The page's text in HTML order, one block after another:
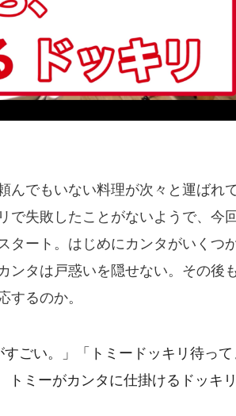
んでもいない料理が次々と運ばれ
で失敗したことがないようで、今
タート。はじめにカンタがいくつ
ンタは戸惑いを隠せない。その後
するのか。
ごい。 」「トミードッキリ待って
トミーがカンタに仕掛けるドッキ